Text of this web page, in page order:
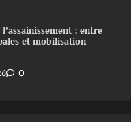
: entre
et mobilisation
0